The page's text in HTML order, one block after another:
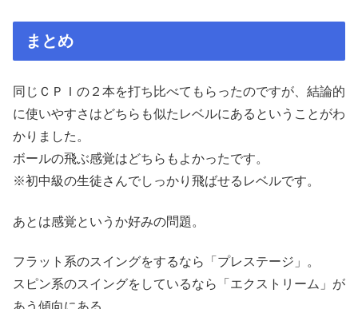
まとめ
同じＣＰＩの２本を打ち比べてもらったのですが、結論的
に使いやすさはどちらも似たレベルにあるということがわ
かりました。
ボールの飛ぶ感覚はどちらもよかったです。
※初中級の生徒さんでしっかり飛ばせるレベルです。
あとは感覚というか好みの問題。
フラット系のスイングをするなら「プレステージ」。
スピン系のスイングをしているなら「エクストリーム」が
あう傾向にある。